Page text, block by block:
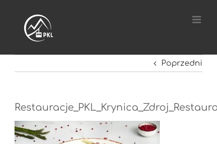
zawartości
Poprzedni